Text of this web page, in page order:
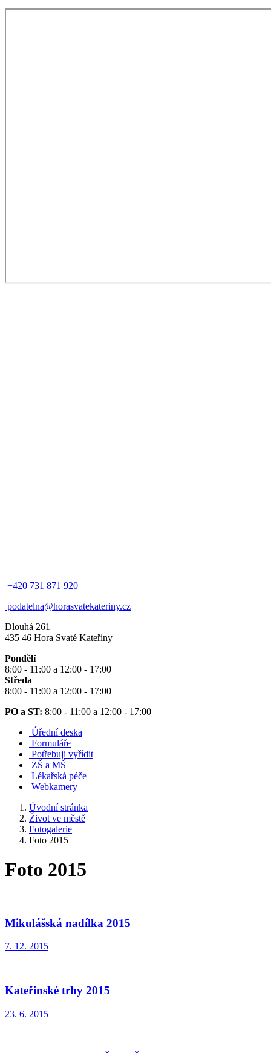
+420 731 871 920
podatelna@horasvatekateriny.cz
Dlouhá 261
435 46 Hora Svaté Kateřiny
Pondělí
8:00 - 11:00 a 12:00 - 17:00
Středa
8:00 - 11:00 a 12:00 - 17:00
PO a ST: 8:00 - 11:00 a 12:00 - 17:00
Úřední deska
Formuláře
Potřebuji vyřídit
ZŠ a MŠ
Lékařská péče
Webkamery
Úvodní stránka
Život ve městě
Fotogalerie
Foto 2015
Foto 2015
Mikulášská nadílka 2015
7. 12. 2015
Kateřinské trhy 2015
23. 6. 2015